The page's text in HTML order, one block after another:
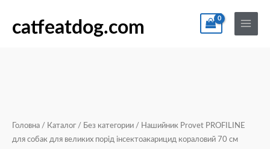
catfeatdog.com
Main
Menu
Головна / Каталог / Без категории / Нашийник Provet PROFILINE
для собак для великих порід інсектоакарицид кораловий 70 см
Нашийник
Provet
порід
інсектоакарицид
Діапазон
цін:
товар
вибрати
на